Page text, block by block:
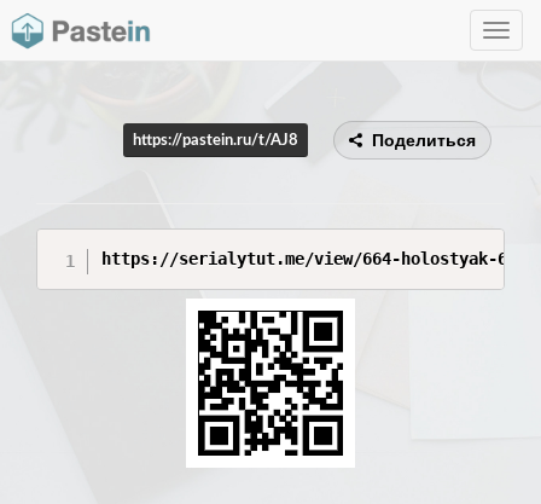
Toggle
https://pastein.ru/t/AJ8 Поделиться
https://serialytut.me/view/664-holostyak-6-